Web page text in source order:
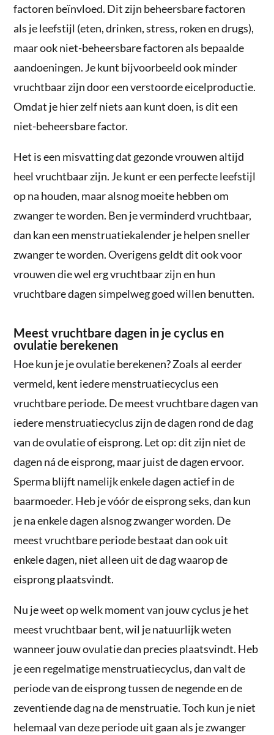
factoren beïnvloed. Dit zijn beheersbare factoren
als je leefstijl (eten, drinken, stress, roken en drugs),
maar ook niet-beheersbare factoren als bepaalde
aandoeningen. Je kunt bijvoorbeeld ook minder
vruchtbaar zijn door een verstoorde eicelproductie.
Omdat je hier zelf niets aan kunt doen, is dit een
niet-beheersbare factor.
Het is een misvatting dat gezonde vrouwen altijd
heel vruchtbaar zijn. Je kunt er een perfecte leefstijl
op na houden, maar alsnog moeite hebben om
zwanger te worden. Ben je verminderd vruchtbaar,
dan kan een menstruatiekalender je helpen sneller
zwanger te worden. Overigens geldt dit ook voor
vrouwen die wel erg vruchtbaar zijn en hun
vruchtbare dagen simpelweg goed willen benutten.
Meest vruchtbare dagen in je cyclus en
ovulatie berekenen
Hoe kun je je ovulatie berekenen? Zoals al eerder
vermeld, kent iedere menstruatiecyclus een
vruchtbare periode. De meest vruchtbare dagen van
iedere menstruatiecyclus zijn de dagen rond de dag
van de ovulatie of eisprong. Let op: dit zijn niet de
dagen ná de eisprong, maar juist de dagen ervoor.
Sperma blijft namelijk enkele dagen actief in de
baarmoeder. Heb je vóór de eisprong seks, dan kun
je na enkele dagen alsnog zwanger worden. De
meest vruchtbare periode bestaat dan ook uit
enkele dagen, niet alleen uit de dag waarop de
eisprong plaatsvindt.
Nu je weet op welk moment van jouw cyclus je het
meest vruchtbaar bent, wil je natuurlijk weten
wanneer jouw ovulatie dan precies plaatsvindt. Heb
je een regelmatige menstruatiecyclus, dan valt de
periode van de eisprong tussen de negende en de
zeventiende dag na de menstruatie. Toch kun je niet
helemaal van deze periode uit gaan als je zwanger